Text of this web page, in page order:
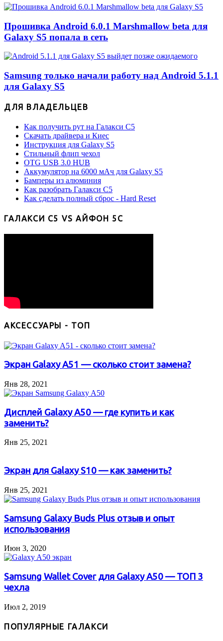
Прошивка Android 6.0.1 Marshmallow beta для
Galaxy S5 попала в сеть
Samsung только начали работу над Android 5.1.1
для Galaxy S5
ДЛЯ ВЛАДЕЛЬЦЕВ
Как получить рут на Галакси С5
Скачать драйвера и Киес
Инструкция для Galaxy S5
Стильный флип чехол
OTG USB 3.0 HUB
Аккумулятор на 6000 мАч для Galaxy S5
Бамперы из алюминия
Как разобрать Галакси С5
Как сделать полный сброс - Hard Reset
ГАЛАКСИ С5 VS АЙФОН 5С
АКСЕССУАРЫ - ТОП
Экран Galaxy A51 — сколько стоит замена?
Янв 28, 2021
Дисплей Galaxy A50 — где купить и как
заменить?
Янв 25, 2021
Экран для Galaxy S10 — как заменить?
Янв 25, 2021
Samsung Galaxy Buds Plus отзыв и опыт
использования
Июн 3, 2020
Samsung Wallet Cover для Galaxy A50 — ТОП 3
чехла
Июл 2, 2019
ПОПУЛЯРНЫЕ ГАЛАКСИ